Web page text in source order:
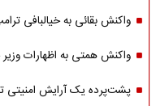
واکنش بقائی به خیالبافی
واکنش همتی به اظهارات وزیر
پشت‌پرده یک آرایش امنیتی